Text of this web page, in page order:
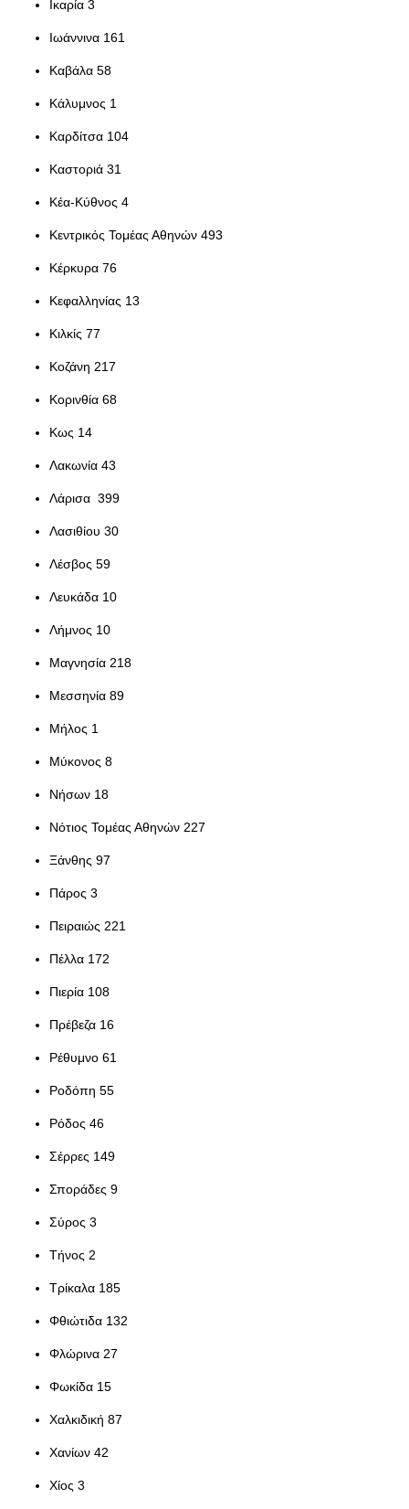
Ικαρία 3
Ιωάννινα 161
Καβάλα 58
Κάλυμνος 1
Καρδίτσα 104
Καστοριά 31
Κέα-Κύθνος 4
Κεντρικός Τομέας Αθηνών 493
Κέρκυρα 76
Κεφαλληνίας 13
Κιλκίς 77
Κοζάνη 217
Κορινθία 68
Κως 14
Λακωνία 43
Λάρισα 399
Λασιθίου 30
Λέσβος 59
Λευκάδα 10
Λήμνος 10
Μαγνησία 218
Μεσσηνία 89
Μήλος 1
Μύκονος 8
Νήσων 18
Νότιος Τομέας Αθηνών 227
Ξάνθης 97
Πάρος 3
Πειραιώς 221
Πέλλα 172
Πιερία 108
Πρέβεζα 16
Ρέθυμνο 61
Ροδόπη 55
Ρόδος 46
Σέρρες 149
Σποράδες 9
Σύρος 3
Τήνος 2
Τρίκαλα 185
Φθιώτιδα 132
Φλώρινα 27
Φωκίδα 15
Χαλκιδική 87
Χανίων 42
Χίος 3